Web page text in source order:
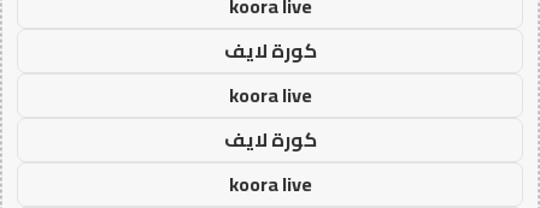
كورة لايف
koora live
كورة لايف
koora live